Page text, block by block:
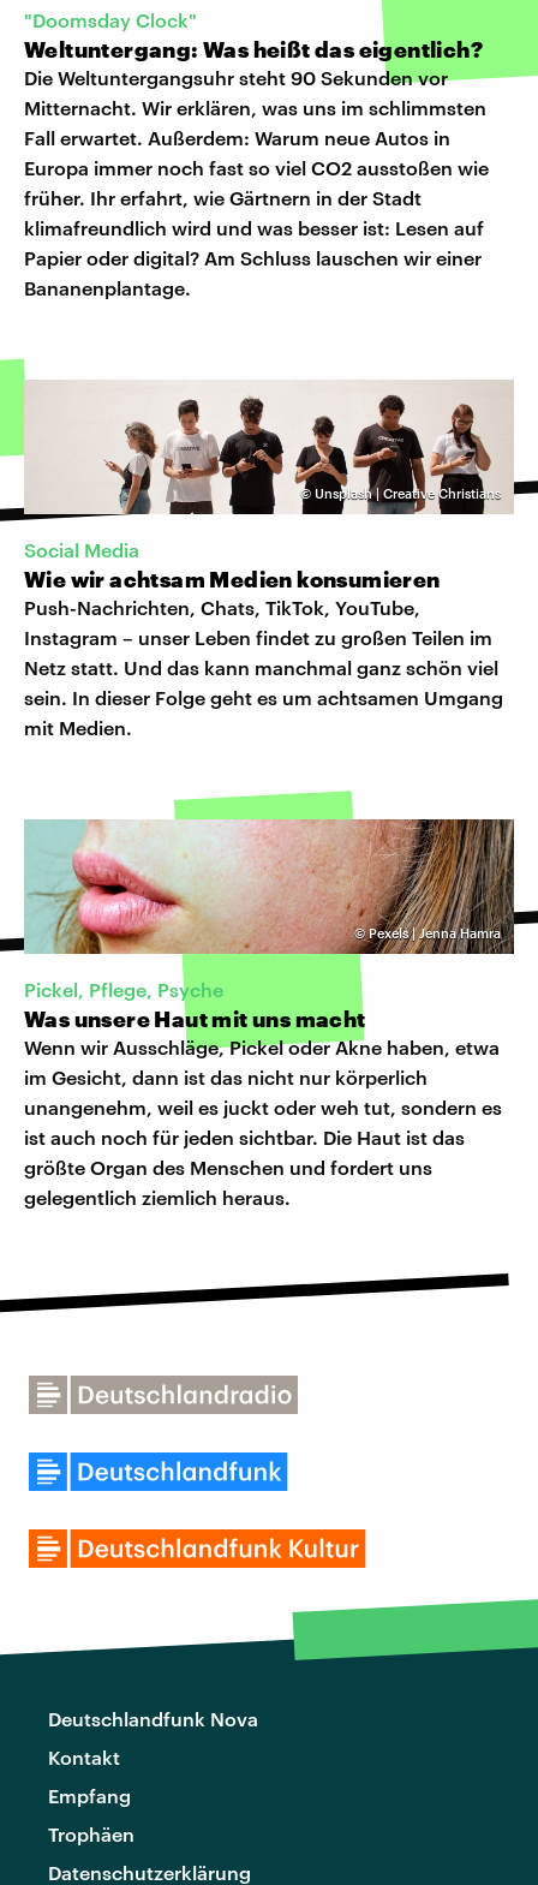
"Doomsday Clock"
Weltuntergang: Was heißt das eigentlich?
Die Weltuntergangsuhr steht 90 Sekunden vor
Mitternacht. Wir erklären, was uns im schlimmsten
Fall erwartet. Außerdem: Warum neue Autos in
Europa immer noch fast so viel CO2 ausstoßen wie
früher. Ihr erfahrt, wie Gärtnern in der Stadt
klimafreundlich wird und was besser ist: Lesen auf
Papier oder digital? Am Schluss lauschen wir einer
Bananenplantage.
© Unsplash | Creative Christians
Social Media
Wie wir achtsam Medien konsumieren
Push-Nachrichten, Chats, TikTok, YouTube,
Instagram – unser Leben findet zu großen Teilen im
Netz statt. Und das kann manchmal ganz schön viel
sein. In dieser Folge geht es um achtsamen Umgang
mit Medien.
©Pexels | Jenna Hamra
Pickel, Pflege, Psyche
Was unsere Haut mit uns macht
Wenn wir Ausschläge, Pickel oder Akne haben, etwa
im Gesicht, dann ist das nicht nur körperlich
unangenehm, weil es juckt oder weh tut, sondern es
ist auch noch für jeden sichtbar. Die Haut ist das
größte Organ des Menschen und fordert uns
gelegentlich ziemlich heraus.
Deutschlandfunk Nova
Kontakt
Empfang
Trophäen
Datenschutzerklärung